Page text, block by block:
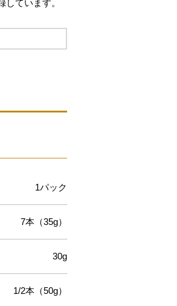
ています。
1パック
7本（35g）
30g
1/2本（50g）